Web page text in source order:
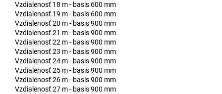
Vzdialenosť 18 m - basis 600 mm
Vzdialenosť 19 m - basis 600 mm
Vzdialenosť 20 m - basis 900 mm
Vzdialenosť 21 m - basis 900 mm
Vzdialenosť 22 m - basis 900 mm
Vzdialenosť 23 m - basis 900 mm
Vzdialenosť 24 m - basis 900 mm
Vzdialenosť 25 m - basis 900 mm
Vzdialenosť 26 m - basis 900 mm
Vzdialenosť 27 m - basis 900 mm